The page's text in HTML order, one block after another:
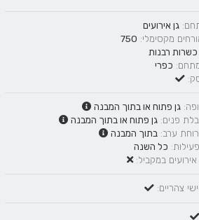
גן אירועים
מקסימלי: 750
כשרות רבנות
כפרי
גן פתוח או בתוך המבנה
פנים:גן פתוח או בתוך המבנה
ערב: בתוך המבנה
כל השנה
אירועים במקביל:
צהריים: